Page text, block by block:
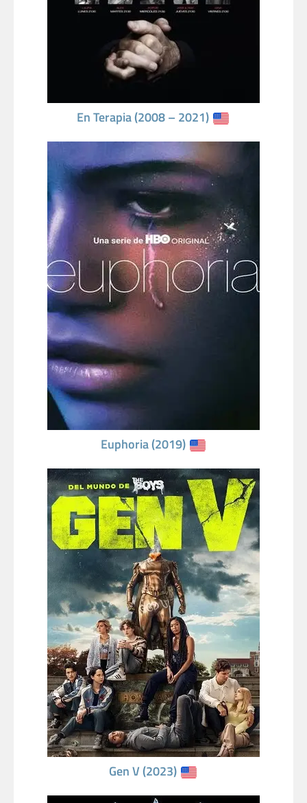
En Terapia (2008 – 2021)
Euphoria (2019)
Gen V (2023)